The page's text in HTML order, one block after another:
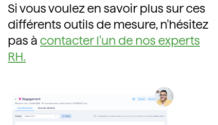
Si vous voulez en savoir plus sur ces
différents outils de mesure, n'hésitez
pas à contacter l'un de nos experts
RH.